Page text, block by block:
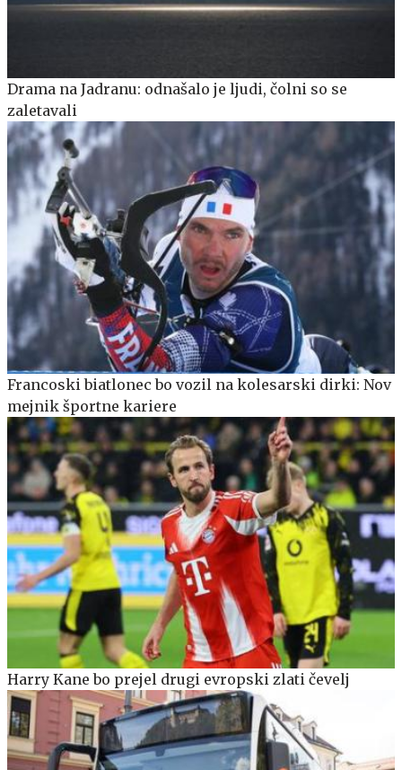
Drama na Jadranu: odnašalo je ljudi, čolni so se
zaletavali
Francoski biatlonec bo vozil na kolesarski dirki: Nov
mejnik športne kariere
Harry Kane bo prejel drugi evropski zlati čevelj